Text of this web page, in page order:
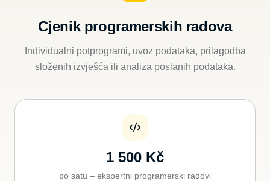
Cjenik programerskih radova
Individualni potprogrami, uvoz podataka, prilagodba
složenih izvješća ili analiza poslanih podataka.
1 500 Kč
po satu – ekspertni programerski radovi